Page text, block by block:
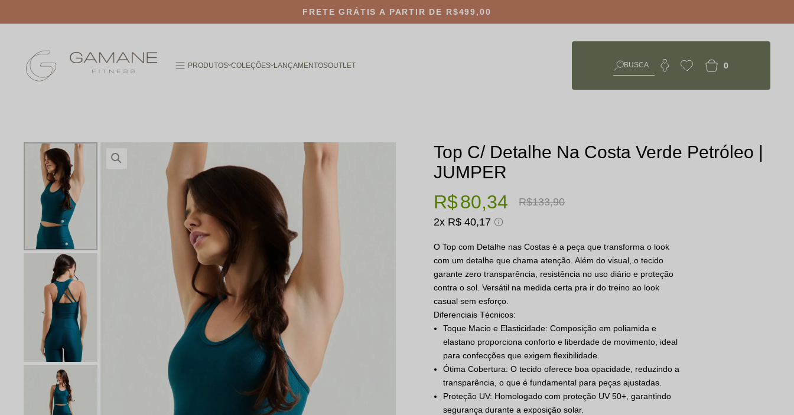
FRETE GRÁTIS A PARTIR DE R$499,00
PRODUTOS COLEÇÕES LANÇAMENTOSOUTLET 0
Top C/ Detalhe Na Costa Verde Petróleo |
JUMPER
R$ 133,90
R$ 80,34
2x R$ 40,17
O Top com Detalhe nas Costas é a peça que transforma o look
com um detalhe que chama atenção. Além do visual, o tecido
garante zero transparência, resistência no uso diário e proteção
contra o sol. Versátil na medida certa pra ir do treino ao look
casual sem esforço.
Diferenciais Técnicos:
Toque Macio e Elasticidade: Composição em poliamida e
elastano proporciona conforto e liberdade de movimento, ideal
para confecções que exigem flexibilidade.
Ótima Cobertura: O tecido oferece boa opacidade, reduzindo a
transparência, o que é fundamental para peças ajustadas.
Proteção UV: Homologado com proteção UV 50+, garantindo
segurança durante a exposição solar.